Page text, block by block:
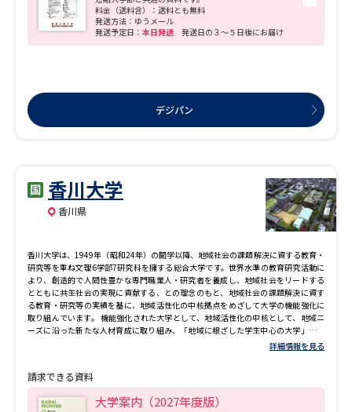
料金（送料含）：送料とも無料
発送方法：ゆうメール
発送予定日： 本日発送 発送日の３～５日後にお届け
デジパン
香川大学
香川県
香川大学は、1949年（昭和24年）の開学以降、地域社会の課題解決に資する教育・
研究等を重ね文理6学部7研究科を擁する総合大学です。世界水準の教育研究活動に
より、創造的で人間性豊かな専門職業人・研究者を養成し、地域社会をリードする
とともに共生社会の実現に貢献する、との理念のもと、地域社会の課題解決に資す
る教育・研究等の実績を基に、地域活性化の中核拠点をめざして大学の機能強化に
取り組んでいます。 機能強化された大学として、地域活性化の中核として、地域ニ
ーズに沿った新たな人材育成に取り組み、「地域に根ざした学生中心の大学」とし
詳細情報を見る
請求できる資料
大学案内（2027年度版）